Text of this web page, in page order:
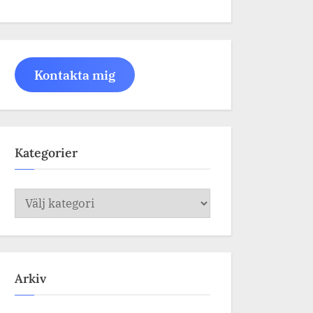
Kontakta mig
Kategorier
Kategorier
Arkiv